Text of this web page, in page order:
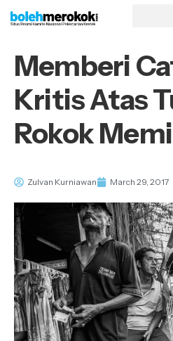
Memberi
Kritis Atas
Rokok
Zulvan Kurniawan March 29, 2017